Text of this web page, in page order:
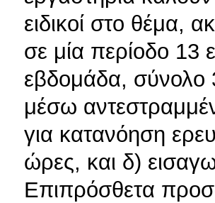
ειδικοί στο θέμα,
σε μία περίοδο 13
εβδομάδα, σύνολο
μέσω
για κατανόηση
ώρες, και δ)
Επιπρόσθετα